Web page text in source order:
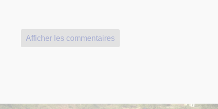
Afficher les commentaires